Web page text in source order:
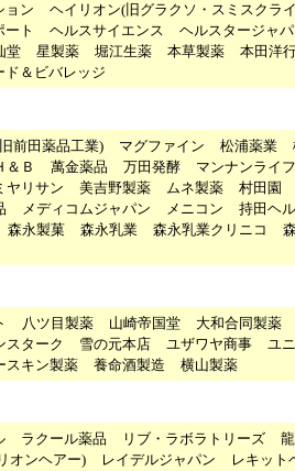
ョン
ヘイリオン(旧グラクソ・スミスクラ
ート ヘルスサイエンス
ヘルスタージャ
堂 星製薬 堀江生薬 本草製薬
本田洋
ド＆ビバレッジ
前田薬品工業) マグファイン 松浦薬業
＆Ｂ 萬金薬品 万田発酵
マンナンライ
ヤリサン 美吉野製薬 ムネ製薬
村田園
メディコムジャパン メニコン
持田ヘ
森永製菓 森永乳業 森永乳業クリニコ
八ツ目製薬 山崎帝国堂
大和合同製薬
スターク 雪の元本店 ユザワヤ商事
ユ
スキン製薬 養命酒製造 横山製薬
ラクール薬品 リブ・ラボラトリーズ
オンヘアー) レイデルジャパン
レキット